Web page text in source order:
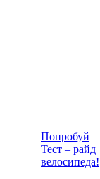
Попробуй
Тест – райд
велосипеда!